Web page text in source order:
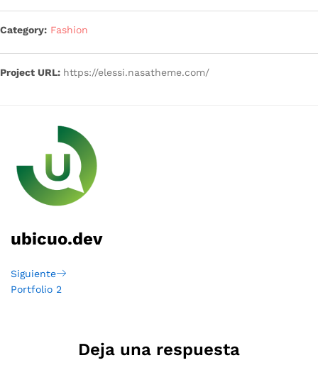
Category: Fashion
Project URL: https://elessi.nasatheme.com/
ubicuo.dev
Navegación
Próximo
Post
Siguiente
Portfolio 2
Deja una respuesta